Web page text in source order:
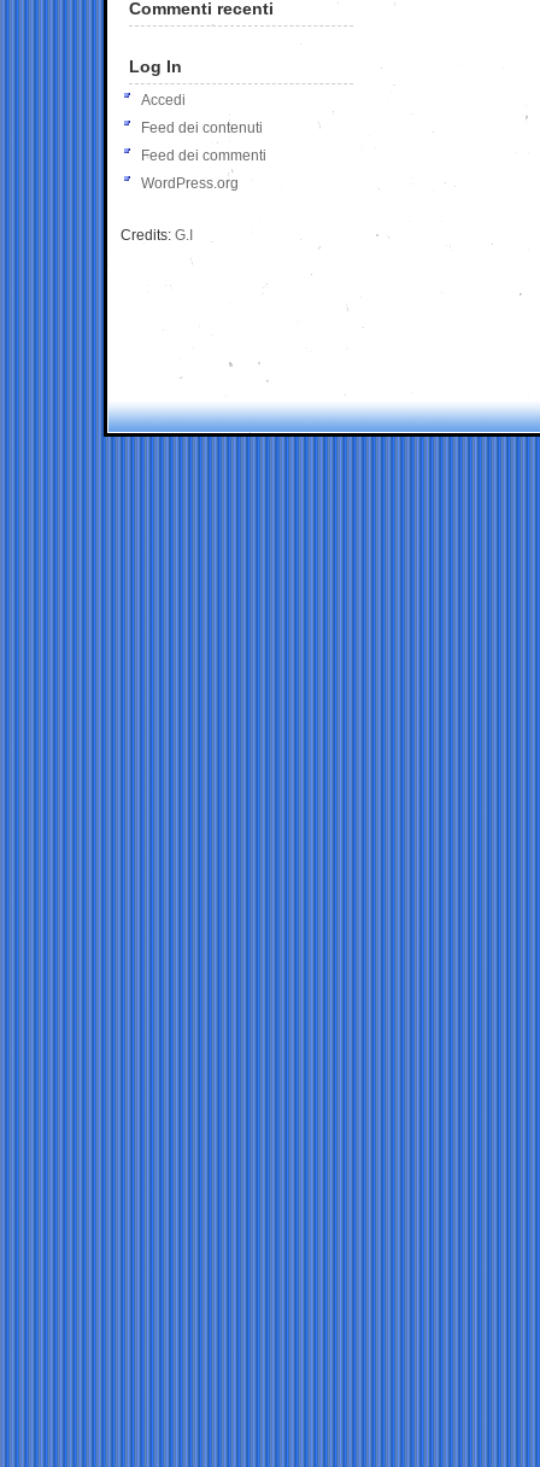
Commenti recenti
Log In
Accedi
Feed dei contenuti
Feed dei commenti
WordPress.org
Credits: G.I